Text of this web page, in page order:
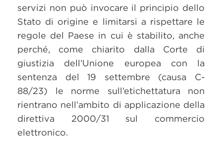
servizi non può invocare il principio dello
Stato di origine e limitarsi a rispettare le
regole del Paese in cui è stabilito, anche
perché, come chiarito dalla Corte di
giustizia dell’Unione europea con la
sentenza del 19 settembre (causa C-
88/23) le norme sull’etichettatura non
rientrano nell’ambito di applicazione della
direttiva 2000/31 sul commercio
elettronico.